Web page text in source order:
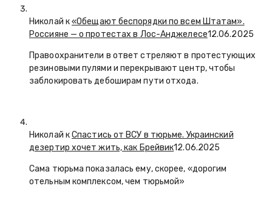
Николай к«Обещают беспорядки по всем Штатам».
Россияне — о протестах в Лос-Анджелесе12.06.2025
Правоохранители в ответ стреляют в протестующих
резиновыми пулями и перекрывают центр, чтобы
заблокировать дебоширам пути отхода.
Николай кСпастись от ВСУ в тюрьме. Украинский
дезертир хочет жить, как Брейвик12.06.2025
Сама тюрьма показалась ему, скорее, «дорогим
отельным комплексом, чем тюрьмой»